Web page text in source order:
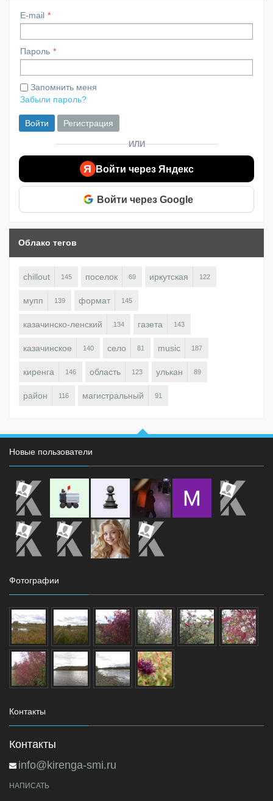
E-mail
Пароль
Запомнить меня
Забыли пароль?
Войти Регистрация
ИЛИ
Я Войти через Яндекс
Войти через Google
Облако тегов
chillout 145 поселок 69 иркутская 122
мупп 139 формат 145
казачинско-ленский 134 газета 143
казачинское 140 село 81 music 187
киренга 146 область 123 улькан 89
район 116 магистральный 91
Новые пользователи
Фотографии
Контакты
Контакты
info@kirenga-smi.ru
НАПИСАТЬ